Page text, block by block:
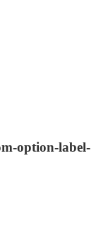
option-label-